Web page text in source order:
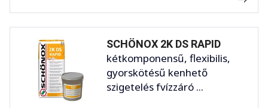
SCHÖNOX 2K DS RAPID
kétkomponensű, flexibilis,
gyorskötésű kenhető
szigetelés fvízzáró ...